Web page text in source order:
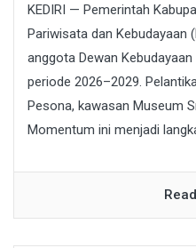
KEDIRI — Pemerintah
Pariwisata dan Kebudayaan
anggota Dewan
periode 2026–2029.
Pesona, kawasan Museum
Momentum ini menjadi